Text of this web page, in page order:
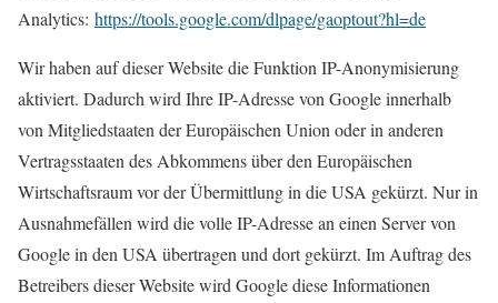
Analytics: https://tools.google.com/dlpage/gaoptout?hl=de
Wir haben auf dieser Website die Funktion IP-Anonymisierung
aktiviert. Dadurch wird Ihre IP-Adresse von Google innerhalb
von Mitgliedstaaten der Europäischen Union oder in anderen
Vertragsstaaten des Abkommens über den Europäischen
Wirtschaftsraum vor der Übermittlung in die USA gekürzt. Nur in
Ausnahmefällen wird die volle IP-Adresse an einen Server von
Google in den USA übertragen und dort gekürzt. Im Auftrag des
Betreibers dieser Website wird Google diese Informationen